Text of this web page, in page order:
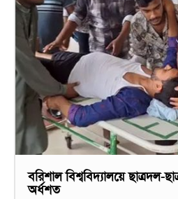
বরিশাল বিশ্ববিদ্যালয়ে ছাত্রদল-
অর্ধশত